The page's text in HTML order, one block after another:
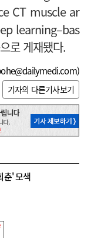
CT muscle ar
learning–bas
로 게재됐다.
)
기자의 다른기사보기
춘' 모색